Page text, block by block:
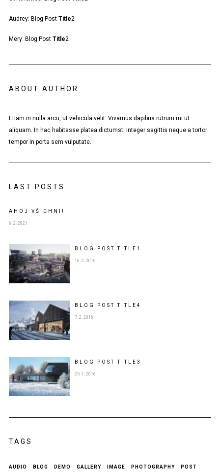
Audrey: Blog Post Title2
Mery: Blog Post Title2
ABOUT AUTHOR
Etiam in nulla arcu, ut vehicula velit. Vivamus dapibus rutrum mi ut
aliquam. In hac habitasse platea dictumst. Integer sagittis neque a tortor
tempor in porta sem vulputate.
LAST POSTS
AHOJ VŠICHNI!
6. 2. 2021
BLOG POSTTITLE 1
16. 2. 2016
BLOG POSTTITLE 4
7. 2. 2016
BLOG POSTTITLE 3
25. 1. 2016
TAGS
AUDIO BLOG DEMO GALLERY IMAGE PHOTOGRAPHY POST